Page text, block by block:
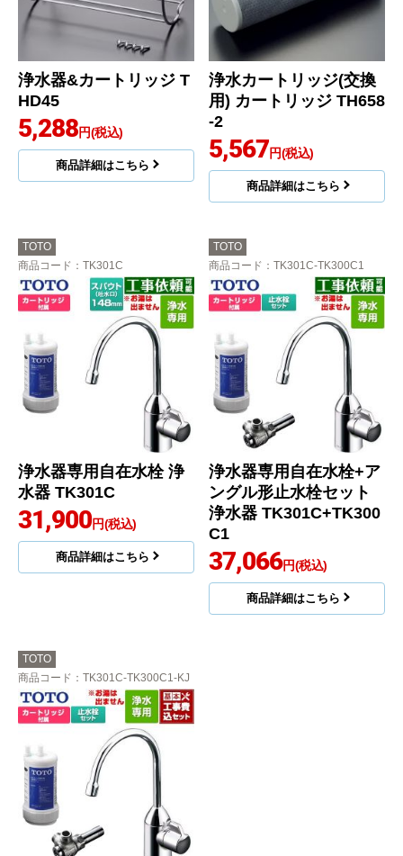
浄水器&カートリッジ T
HD45
5,288円(税込)
商品詳細はこちら
浄水カートリッジ(交換
用) カートリッジ TH658
-2
5,567円(税込)
商品詳細はこちら
TOTO
商品コード ：TK301C
浄水器専用自在水栓 浄
水器 TK301C
31,900円(税込)
商品詳細はこちら
TOTO
商品コード ：TK301C-TK300C1
浄水器専用自在水栓+ア
ングル形止水栓セット
浄水器 TK301C+TK300
C1
37,066円(税込)
商品詳細はこちら
TOTO
商品コード ：TK301C-TK300C1-KJ